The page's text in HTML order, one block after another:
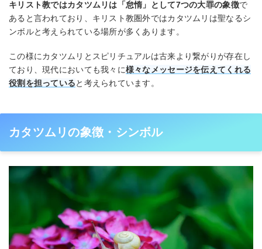
キリスト教ではカタツムリは「怠惰」として7つの大罪の象徴で
あると言われており、キリスト教圏外ではカタツムリは聖なるシ
ンボルと考えられている場所が多くあります。
この様にカタツムリとスピリチュアルは古来より繋がりが存在し
ており、現代においても我々に様々なメッセージを伝えてくれる
役割を担っていると考えられています。
カタツムリの象徴・シンボル